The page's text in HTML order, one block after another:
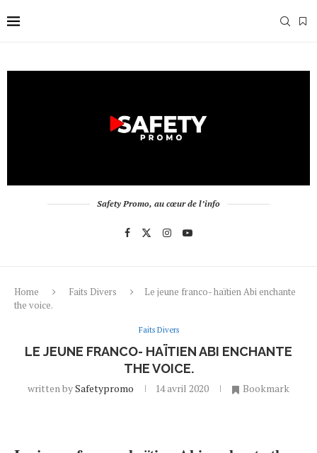
Safety Promo, au cœur de l’info
Home Faits Divers
Le jeune franco- haïtien Abi enchante
the voice.
Faits Divers
LE JEUNE FRANCO- HAÏTIEN ABI ENCHANTE
THE VOICE.
written bySafetypromo 14 avril 2020 Bookmark